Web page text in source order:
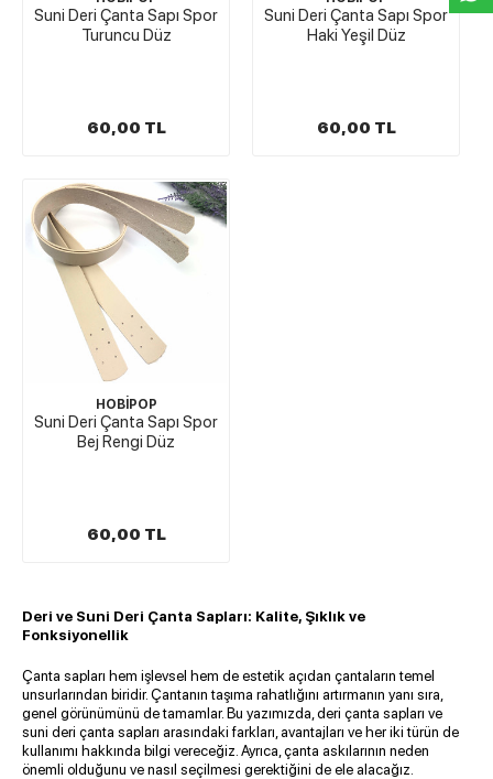
Suni Deri Çanta Sapı Spor
Turuncu Düz
60,00 TL
Suni Deri Çanta Sapı Spor
Haki Yeşil Düz
60,00 TL
HOBİPOP
Suni Deri Çanta Sapı Spor
Bej Rengi Düz
60,00 TL
Deri ve Suni Deri Çanta Sapları: Kalite, Şıklık ve
Fonksiyonellik
Çanta sapları hem işlevsel hem de estetik açıdan çantaların temel
unsurlarından biridir. Çantanın taşıma rahatlığını artırmanın yanı sıra,
genel görünümünü de tamamlar. Bu yazımızda, deri çanta sapları ve
suni deri çanta sapları arasındaki farkları, avantajları ve her iki türün de
kullanımı hakkında bilgi vereceğiz. Ayrıca, çanta askılarının neden
önemli olduğunu ve nasıl seçilmesi gerektiğini de ele alacağız.